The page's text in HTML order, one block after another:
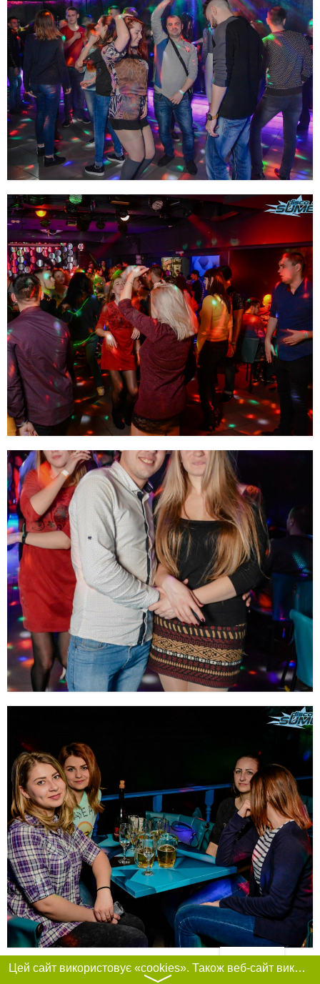
Фільтри
Цей сайт використовує «cookies». Також веб-сайт використовує інтернет-сервіс для збору технічних даних стосовно відвідувачів з метою отримання маркетингової та статистичної інформації. Умови обробки даних відвідувачів сайту див.
〉